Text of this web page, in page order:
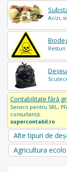
Acizi,
Resturi
Contabilitate fără
Servicii pentru SRL,
consultanță.
supercontabil.ro
Alte tipuri de
Agricultura